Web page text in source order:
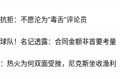
拒：不愿沦为"毒舌"评论员
队！名记透露：合同金额非首要考量
热火为何双面受挫，尼克斯坐收渔利